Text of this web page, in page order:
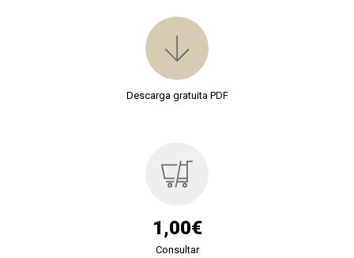
Descarga gratuita PDF
1,00€
Consultar